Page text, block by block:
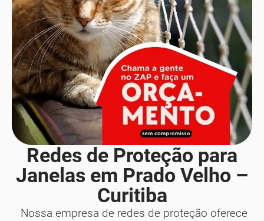
Redes de Proteção para
Janelas em Prado Velho –
Curitiba
Nossa empresa de redes de proteção oferece